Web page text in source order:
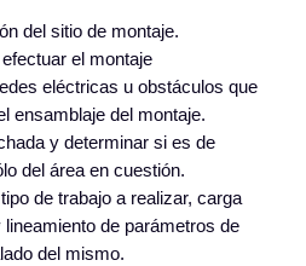
del sitio de montaje.
el montaje
eléctricas u obstáculos que
ensamblaje del montaje.
y determinar si es de
del área en cuestión.
de trabajo a realizar, carga
de parámetros de
del mismo.